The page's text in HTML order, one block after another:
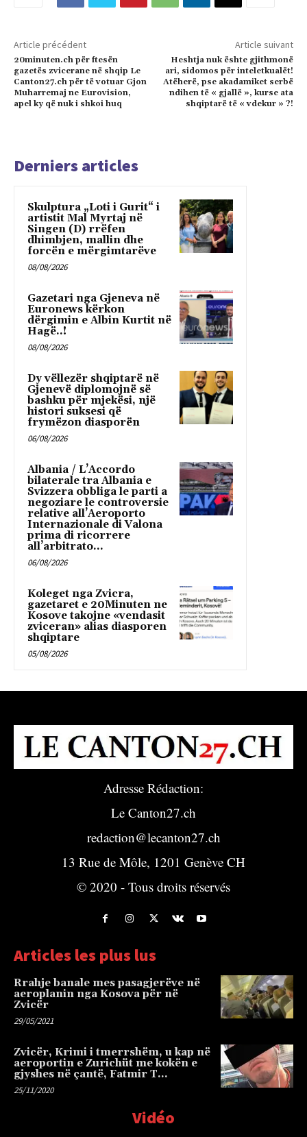
Article précédent
20minuten.ch për ftesën
gazetës zvicerane në shqip Le
Canton27.ch për të votuar Gjon
Muharremaj ne Eurovision,
apel ky që nuk i shkoi huq
Article suivant
Heshtja nuk ështe gjithmonë
ari, sidomos për inteletkualët!
Atëherë, pse akadamiket serbë
ndihen të « gjallë », kurse ata
shqiptarë të « vdekur » ?!
Derniers articles
Skulptura „Loti i Gurit“ i
artistit Mal Myrtaj në
Singen (D) rrëfen
dhimbjen, mallin dhe
forcën e mërgimtarëve
08/08/2026
Gazetari nga Gjeneva në
Euronews kërkon
dërgimin e Albin Kurtit në
Hagë..!
08/08/2026
Dy vëllezër shqiptarë në
Gjenevë diplomojnë së
bashku për mjekësi, një
histori suksesi që
frymëzon diasporën
06/08/2026
Albania / L’Accordo
bilaterale tra Albania e
Svizzera obbliga le parti a
negoziare le controversie
relative all’Aeroporto
Internazionale di Valona
prima di ricorrere
all’arbitrato...
06/08/2026
Koleget nga Zvicra,
gazetaret e 20Minuten ne
Kosove takojne «vendasit
zviceran» alias diasporen
shqiptare
05/08/2026
Adresse Rédaction:
Le Canton27.ch
redaction@lecanton27.ch
13 Rue de Môle, 1201 Genève CH
© 2020 - Tous droits réservés
Articles les plus lus
Rrahje banale mes pasagjerëve në
aeroplanin nga Kosova për në
Zvicër
29/05/2021
Zvicër, Krimi i tmerrshëm, u kap në
aeroportin e Zurichüt me kokën e
gjyshes në çantë, Fatmir T…
25/11/2020
Vidéo